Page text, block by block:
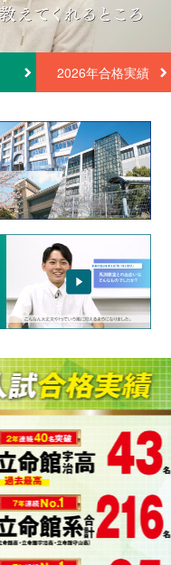
2026年合格実績